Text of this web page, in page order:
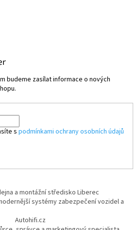
budeme zasílat informace o nových
s podmínkami ochrany osobních údajů
a montážní středisko Liberec
systémy zabezpečení vozidel a
Autohifi.cz